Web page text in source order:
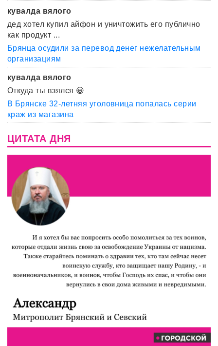
кувалда вялого
дед хотел купил айфон и уничтожить его публично
как продукт ...
Брянца осудили за перевод денег нежелательным
организациям
кувалда вялого
Откуда ты взялся 😀
В Брянске 32-летняя уголовница попалась серии
краж из магазина
ЦИТАТА ДНЯ